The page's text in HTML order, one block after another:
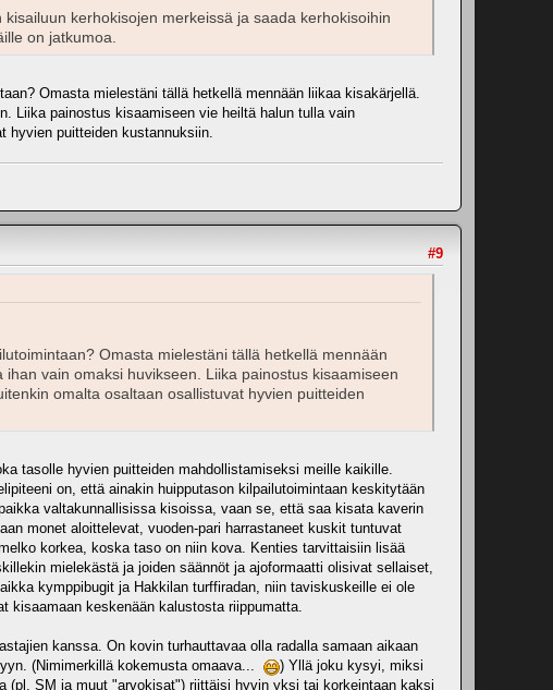
kerhokisojen merkeissä ja saada kerhokisoihin
on jatkumoa.
Omasta mielestäni tällä hetkellä mennään liikaa kisakärjellä.
Liika painostus kisaamiseen vie heiltä halun tulla vain
hyvien puitteiden kustannuksiin.
#9
Omasta mielestäni tällä hetkellä mennään
vain omaksi huvikseen. Liika painostus kisaamiseen
omalta osaltaan osallistuvat hyvien puitteiden
tasolle hyvien puitteiden mahdollistamiseksi meille kaikille.
on, että ainakin huipputason kilpailutoimintaan keskitytään
valtakunnallisissa kisoissa, vaan se, että saa kisata kaverin
monet aloittelevat, vuoden-pari harrastaneet kuskit tuntuvat
korkea, koska taso on niin kova. Kenties tarvittaisiin lisää
mielekästä ja joiden säännöt ja ajoformaatti olisivat sellaiset,
kymppibugit ja Hakkilan turffiradan, niin taviskuskeille ei ole
kisaamaan keskenään kalustosta riippumatta.
kanssa. On kovin turhauttavaa olla radalla samaan aikaan
(Nimimerkillä kokemusta omaava...
) Yllä joku kysyi, miksi
SM ja muut "arvokisat") riittäisi hyvin yksi tai korkeintaan kaksi